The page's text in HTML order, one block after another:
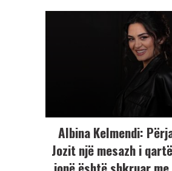
Albina Kelmendi:
Jozit një mesazh i